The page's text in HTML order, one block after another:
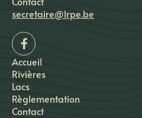
secretaire@lrpe.be
Accueil
Rivières
Lacs
Règlementation
Contact